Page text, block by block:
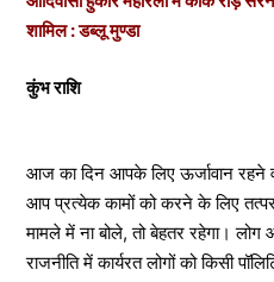
शामिल : डब्लू मुण्डा
कुंभ राशि
आज का दिन आपके लिए ऊर्जावान
आप प्रत्येक कामों को करने के लिए
मामले में ना बोले, तो बेहतर रहेगा।
राजनीति में कार्यरत लोगों को किसी